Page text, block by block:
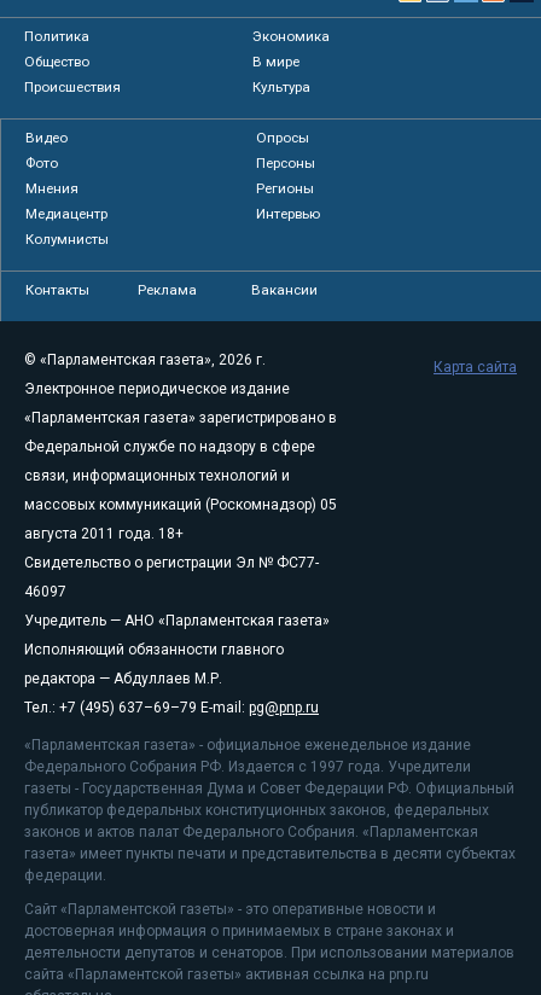
Политика
Экономика
Общество
В мире
Происшествия
Культура
Видео
Опросы
Фото
Персоны
Мнения
Регионы
Медиацентр
Интервью
Колумнисты
Контакты Реклама Вакансии
© «Парламентская газета», 2026 г.
Электронное периодическое издание
«Парламентская газета» зарегистрировано в
Федеральной службе по надзору в сфере
связи, информационных технологий и
массовых коммуникаций (Роскомнадзор) 05
августа 2011 года. 18+
Свидетельство о регистрации Эл № ФС77-
46097
Учредитель — АНО «Парламентская газета»
Исполняющий обязанности главного
редактора — Абдуллаев М.Р.
Тел.: +7 (495) 637–69–79 E-mail: pg@pnp.ru
«Парламентская газета» - официальное еженедельное издание
Федерального Собрания РФ. Издается с 1997 года. Учредители
газеты - Государственная Дума и Совет Федерации РФ. Официальный
публикатор федеральных конституционных законов, федеральных
законов и актов палат Федерального Собрания. «Парламентская
газета» имеет пункты печати и представительства в десяти субъектах
федерации.
Сайт «Парламентской газеты» - это оперативные новости и
достоверная информация о принимаемых в стране законах и
деятельности депутатов и сенаторов. При использовании материалов
сайта «Парламентской газеты» активная ссылка на pnp.ru
Карта сайта